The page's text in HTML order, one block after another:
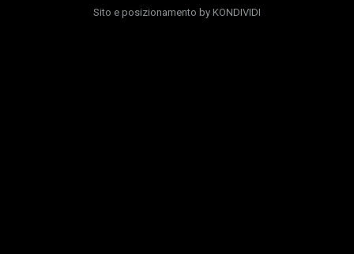
Sito e posizionamento by KONDIVIDI